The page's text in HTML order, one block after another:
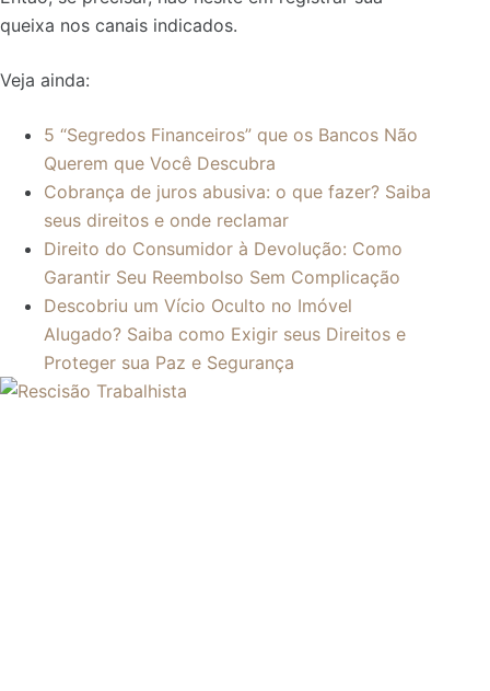
queixa nos canais indicados.
Veja ainda:
5 “Segredos Financeiros” que os Bancos Não
Querem que Você Descubra
Cobrança de juros abusiva: o que fazer? Saiba
seus direitos e onde reclamar
Direito do Consumidor à Devolução: Como
Garantir Seu Reembolso Sem Complicação
Descobriu um Vício Oculto no Imóvel
Alugado? Saiba como Exigir seus Direitos e
Proteger sua Paz e Segurança